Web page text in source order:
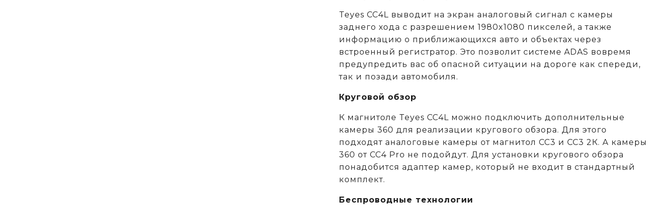
Teyes CC4L выводит на экран аналоговый сигнал с камеры
заднего хода с разрешением 1980x1080 пикселей, а также
информацию о приближающихся авто и объектах через
встроенный регистратор. Это позволит системе ADAS вовремя
предупредить вас об опасной ситуации на дороге как спереди,
так и позади автомобиля.
Круговой обзор
К магнитоле Teyes CC4L можно подключить дополнительные
камеры 360 для реализации кругового обзора. Для этого
подходят аналоговые камеры от магнитол СС3 и СС3 2К. А камеры
360 от CC4 Pro не подойдут. Для установки кругового обзора
понадобится адаптер камер, который не входит в стандартный
комплект.
Беспроводные технологии